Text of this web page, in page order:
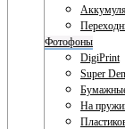
Фотофоны
DigiPrint
Super
На